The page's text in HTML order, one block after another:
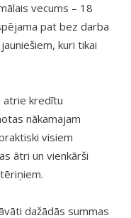
vecums – 18
pat bez darba
kuri tikai
atrie kredītu
nākamajam
visiem
ātri un vienkārši
dažādās summas